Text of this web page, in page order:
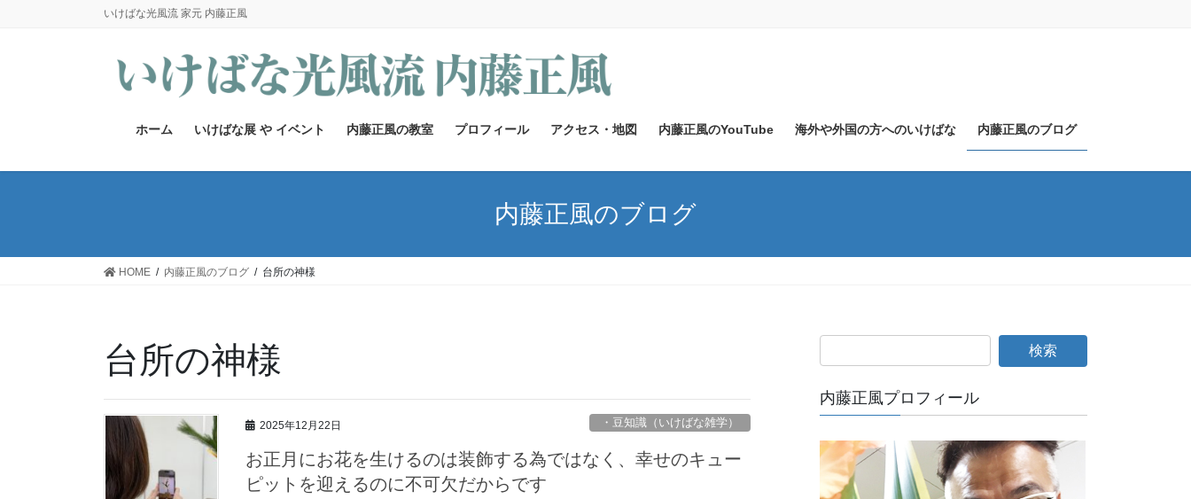
いけばな光風流 家元 内藤正風
ホーム いけばな展 や イベント 内藤正風の教室 プロフィール アクセス・地図 内藤正風のYouTube 海外や外国の方へのいけばな 内藤正風のブログ
内藤正風のブログ
HOME 内藤正風のブログ 台所の神様
台所の神様
2025年12月22日 ・豆知識（いけばな雑学）
お正月にお花を生けるのは装飾する為ではなく、幸せのキュー
ピットを迎えるのに不可欠だからです
内藤正風プロフィール